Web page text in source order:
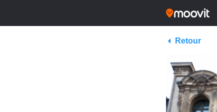
Retour